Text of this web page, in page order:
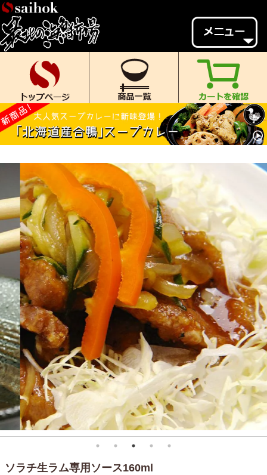
会員様メニュー
ゲスト
様、
いらっしゃいませ。
ご来店ありがとうございます。
新規会員登録 ログイン
MYページ MYクーポン
ポイント履歴 お気に入り
レビュー投稿 閲覧履歴
当店について
初めての方へ 送料・お支払い
返品について ご利用ガイド
メルマガ登録 お問合せ
特定商取引法表示 個人情報の取扱い
ソラチ生ラム専用ソース160ml